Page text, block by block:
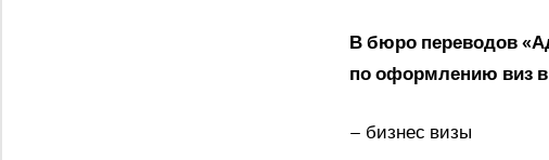
В бюро переводов
по оформлению виз
– бизнес визы